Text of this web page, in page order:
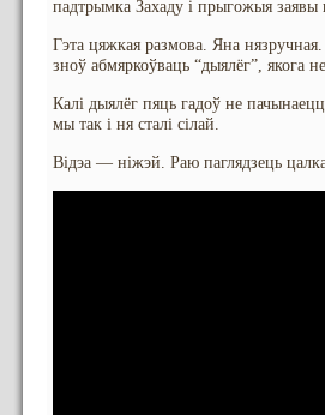
падтрымка Захаду і прыгожыя заявы
Гэта цяжкая размова. Яна
зноў абмяркоўваць “дыялёг”, якога
Калі дыялёг пяць гадоў не
мы так і ня сталі сілай.
Відэа — ніжэй. Раю паглядзець